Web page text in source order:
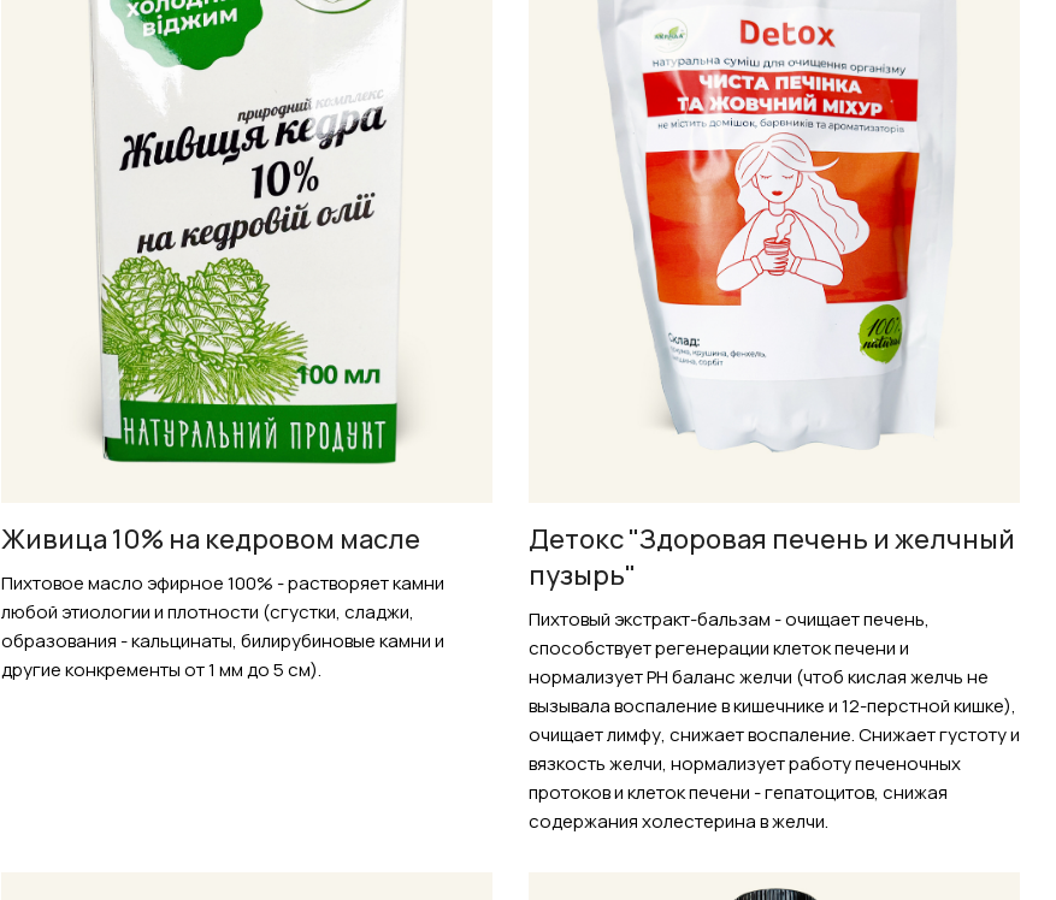
Живица 10% на кедровом масле
Пихтовое масло эфирное 100% - растворяет камни
любой этиологии и плотности (сгустки, сладжи,
образования - кальцинаты, билирубиновые камни и
другие конкременты от 1 мм до 5 см).
Детокс "Здоровая печень и желчный
пузырь"
Пихтовый экстракт-бальзам - очищает печень,
способствует регенерации клеток печени и
нормализует РН баланс желчи (чтоб кислая желчь не
вызывала воспаление в кишечнике и 12-перстной кишке),
очищает лимфу, снижает воспаление. Снижает густоту и
вязкость желчи, нормализует работу печеночных
протоков и клеток печени - гепатоцитов, снижая
содержания холестерина в желчи.